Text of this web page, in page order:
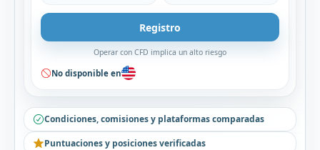
Registro
Operar con CFD implica un alto riesgo
No disponible en
Condiciones, comisiones y plataformas comparadas
Puntuaciones y posiciones verificadas